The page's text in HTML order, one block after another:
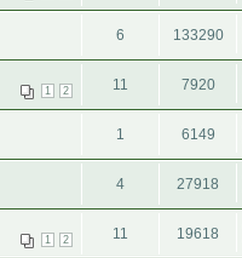
6 133290
1 2 11 7920
1 6149
4 27918
1 2 11 19618